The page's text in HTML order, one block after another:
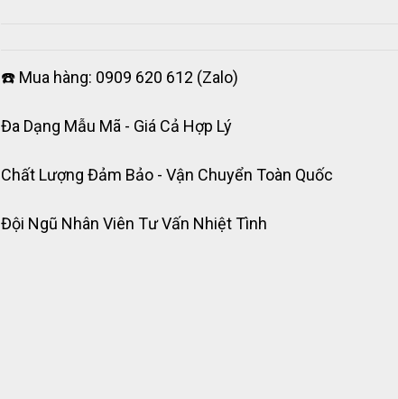
☎️ Mua hàng: 0909 620 612 (Zalo)
Đa Dạng Mẫu Mã - Giá Cả Hợp Lý
Chất Lượng Đảm Bảo - Vận Chuyển Toàn Quốc
Đội Ngũ Nhân Viên Tư Vấn Nhiệt Tình